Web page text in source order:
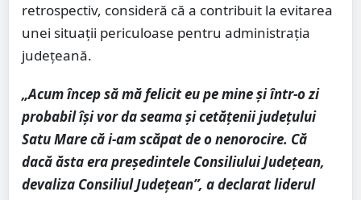
retrospectiv, consideră că a contribuit la evitarea
unei situații periculoase pentru administrația
județeană.
„Acum încep să mă felicit eu pe mine și într-o zi
probabil își vor da seama și cetățenii județului
Satu Mare că i-am scăpat de o nenorocire. Că
dacă ăsta era președintele Consiliului Județean,
devaliza Consiliul Județean”, a declarat liderul